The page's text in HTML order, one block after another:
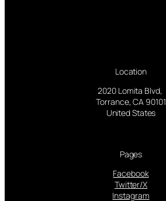
Location
2020 Lomita Blvd,
Torrance, CA 90101
United States
Pages
Facebook
Twitter/X
Instagram